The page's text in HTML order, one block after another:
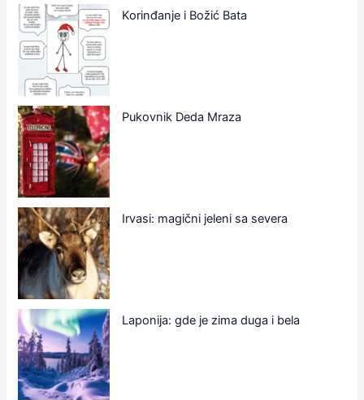
Korinđanje i Božić Bata
Pukovnik Deda Mraza
Irvasi: magični jeleni sa severa
Laponija: gde je zima duga i bela